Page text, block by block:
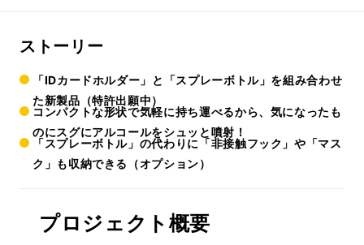
ストーリー
「IDカードホルダー」と「スプレーボトル」を組み合わせ
た新製品（特許出願中）
コンパクトな形状で気軽に持ち運べるから、気になったも
のにスグにアルコールをシュッと噴射！
「スプレーボトル」の代わりに「非接触フック」や「マス
ク」も収納できる（オプション）
プロジェクト概要